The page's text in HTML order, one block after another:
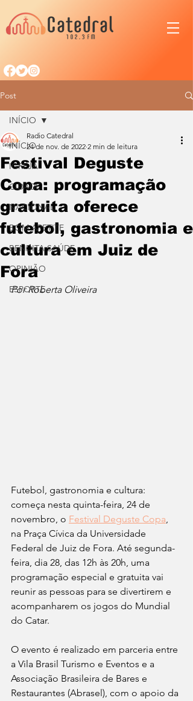
Post
INÍCIO
IGREJA
CIDADE
NACIONAL
BOM APETITE
BENDITA SAÚDE
OPINIÃO
ESPORTE
INÍCIO
Festival Deguste
Copa: programação
gratuita oferece
futebol, gastronomia e
cultura em Juiz de
Fora
Radio Catedral
24 de nov. de 2022 2 min de leitura
Por Roberta Oliveira
Futebol, gastronomia e cultura:
começa nesta quinta-feira, 24 de
novembro, o Festival Deguste Copa,
na Praça Cívica da Universidade
Federal de Juiz de Fora. Até segunda-
feira, dia 28, das 12h às 20h, uma
programação especial e gratuita vai
reunir as pessoas para se divertirem e
acompanharem os jogos do Mundial
do Catar.
O evento é realizado em parceria entre
a Vila Brasil Turismo e Eventos e a
Associação Brasileira de Bares e
Restaurantes (Abrasel), com o apoio da